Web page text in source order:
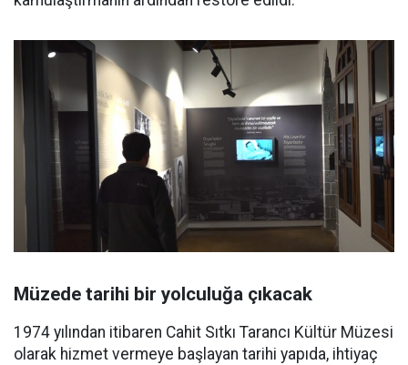
Müzede tarihi bir yolculuğa çıkacak
1974 yılından itibaren Cahit Sıtkı Tarancı Kültür Müzesi
olarak hizmet vermeye başlayan tarihi yapıda, ihtiyaç